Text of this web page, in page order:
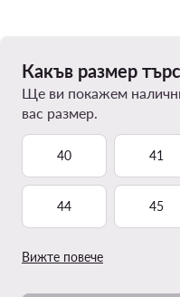
Какъв размер
Ще ви покажем
вас размер.
40 41
44 45
Вижте повече